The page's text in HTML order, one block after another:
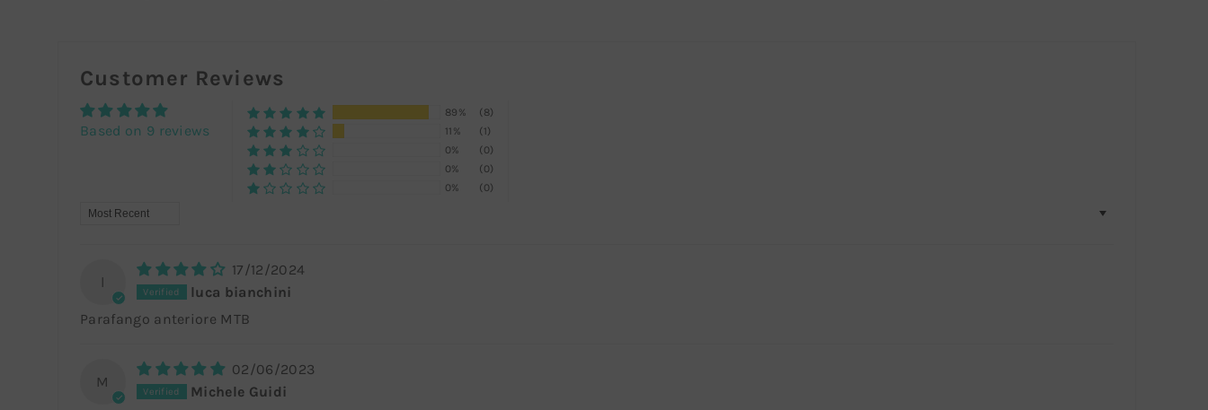
Customer Reviews
Based on 9 reviews
89%
(8)
11%
(1)
0%
(0)
0%
(0)
0%
(0)
Sort By
l
17/12/2024
luca bianchini
Parafango anteriore MTB
M
02/06/2023
Michele Guidi